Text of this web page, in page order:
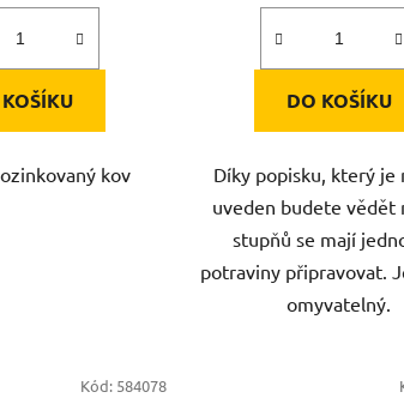
kov
DO KOŠÍKU
Díky popisku, který je
uveden budete vědět
stupňů se mají
potraviny připravovat.
omyvatelný.
Kód: 584078